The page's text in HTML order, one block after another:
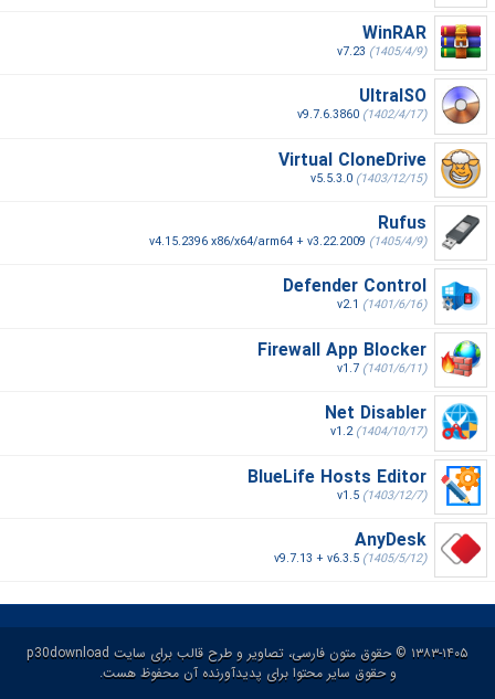
WinRAR
v7.23 (1405/4/9)
UltraISO
v9.7.6.3860 (1402/4/17)
Virtual CloneDrive
v5.5.3.0 (1403/12/15)
Rufus
v4.15.2396 x86/x64/arm64 + v3.22.2009 (1405/4/9)
Defender Control
v2.1 (1401/6/16)
Firewall App Blocker
v1.7 (1401/6/11)
Net Disabler
v1.2(1404/10/17)
BlueLife Hosts Editor
v1.5 (1403/12/7)
AnyDesk
v9.7.13 + v6.3.5 (1405/5/12)
۱۳۸۳-۱۴۰۵ © حقوق متون فارسی، تصاویر و طرح قالب برای سایت p30download
و حقوق سایر محتوا برای پدیدآورنده آن محفوظ هست.